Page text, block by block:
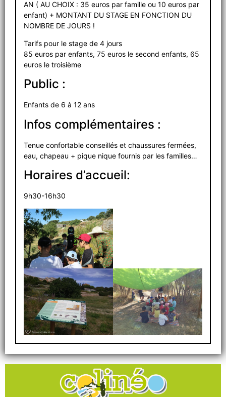
AN ( AU CHOIX : 35 euros par famille ou 10 euros par
enfant) + MONTANT DU STAGE EN FONCTION DU
NOMBRE DE JOURS !
Tarifs pour le stage de 4 jours
85 euros par enfants, 75 euros le second enfants, 65
euros le troisième
Public :
Enfants de 6 à 12 ans
Infos complémentaires :
Tenue confortable conseillés et chaussures fermées,
eau, chapeau + pique nique fournis par les familles…
Horaires d’accueil:
9h30-16h30